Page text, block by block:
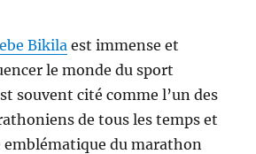
Bikila est immense et
le monde du sport
souvent cité comme l’un des
de tous les temps et
du marathon